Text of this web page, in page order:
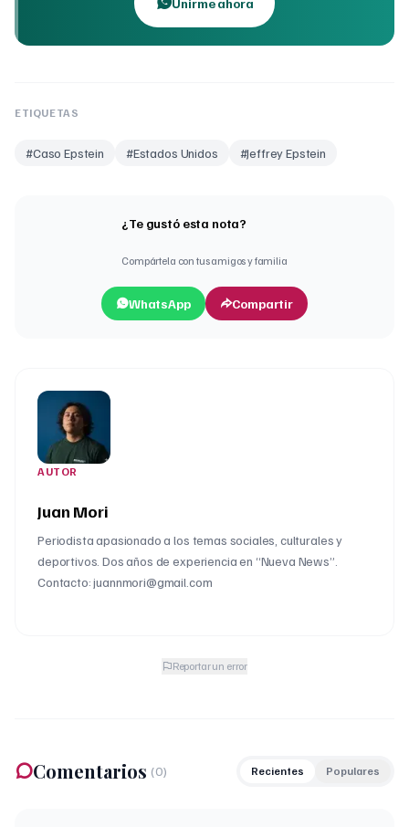
Unirme ahora
ETIQUETAS
#Caso Epstein #Estados Unidos #Jeffrey Epstein
¿Te gustó esta nota?
Compártela con tus amigos y familia
WhatsApp Compartir
AUTOR
Juan Mori
Periodista apasionado a los temas sociales, culturales y
deportivos. Dos años de experiencia en “Nueva News”.
Contacto: juannmori@gmail.com
Reportar un error
Comentarios (0) Recientes Populares